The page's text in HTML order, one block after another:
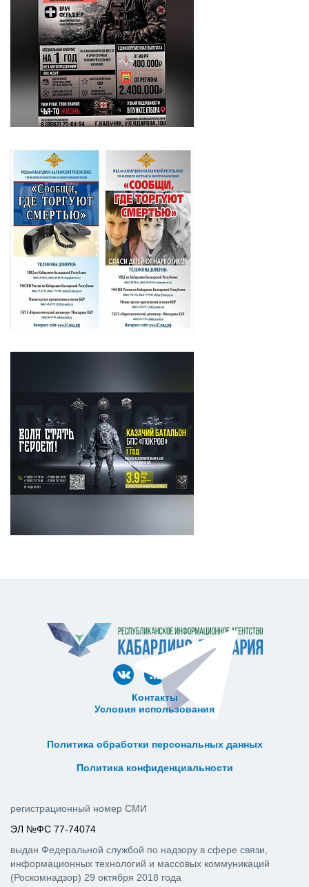
Контакты
Условия использования
Политика обработки персональных данных
Политика конфиденциальности
регистрационный номер СМИ
ЭЛ №ФС 77-74074
выдан Федеральной службой по надзору в сфере связи,
информационных технологий и массовых коммуникаций
(Роскомнадзор) 29 октября 2018 года